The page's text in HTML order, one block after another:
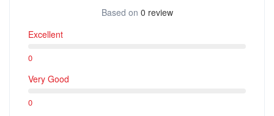
Based on 0 review
Excellent
0
Very Good
0